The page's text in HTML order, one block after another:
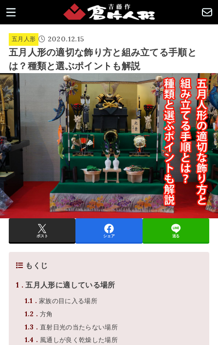
五月人形 2020.12.15
五月人形の適切な飾り方と組み立てる手順と
は？種類と選ぶポイントも解説
ポスト シェア 送る
もくじ
1 五月人形に適している場所
1.1 家族の目に入る場所
1.2 方角
1.3 直射日光の当たらない場所
1.4 風通しが良く乾燥した場所